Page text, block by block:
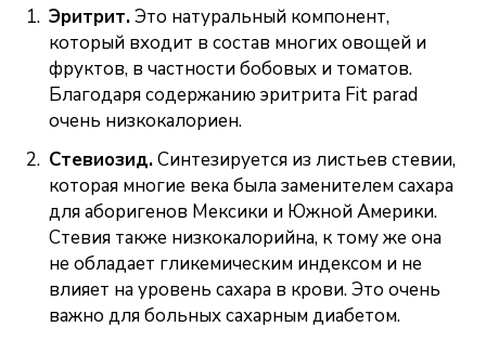
Эритрит.Это натуральный компонент,
который входит в состав многих овощей и
фруктов, в частности бобовых и томатов.
Благодаря содержанию эритрита Fit parad
очень низкокалориен.
Стевиозид.Синтезируется из листьев стевии,
которая многие века была заменителем сахара
для аборигенов Мексики и Южной Америки.
Стевия также низкокалорийна, к тому же она
не обладает гликемическим индексом и не
влияет на уровень сахара в крови. Это очень
важно для больных сахарным диабетом.